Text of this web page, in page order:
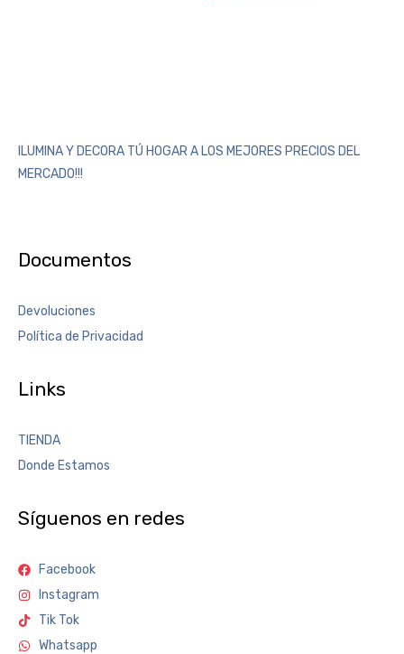
ILUMINA Y DECORA TÚ HOGAR A LOS MEJORES PRECIOS DEL
MERCADO!!!
Documentos
Devoluciones
Política de Privacidad
Links
TIENDA
Donde Estamos
Síguenos en redes
Facebook
Instagram
Tik Tok
Whatsapp